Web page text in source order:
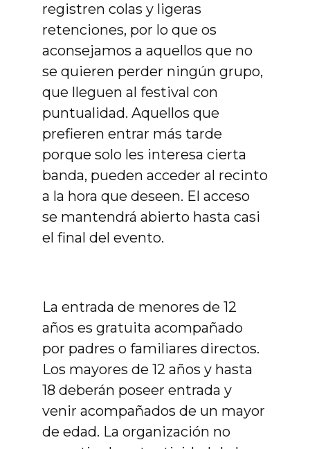
registren colas y ligeras
retenciones, por lo que os
aconsejamos a aquellos que no
se quieren perder ningún grupo,
que lleguen al festival con
puntualidad. Aquellos que
prefieren entrar más tarde
porque solo les interesa cierta
banda, pueden acceder al recinto
a la hora que deseen. El acceso
se mantendrá abierto hasta casi
el final del evento.
La entrada de menores de 12
años es gratuita acompañado
por padres o familiares directos.
Los mayores de 12 años y hasta
18 deberán poseer entrada y
venir acompañados de un mayor
de edad. La organización no